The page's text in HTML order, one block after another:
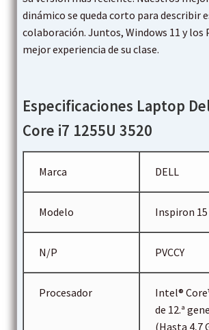
dinámico se queda corto para describir
colaboración. Juntos, Windows 11 y los
mejor experiencia de su clase.
Especificaciones Laptop
Core i7 1255U 3520
Marca DELL
Modelo Inspiron 15
N/P PVCCY
Procesador
Intel®
de 12.ª
(Hasta 4,7